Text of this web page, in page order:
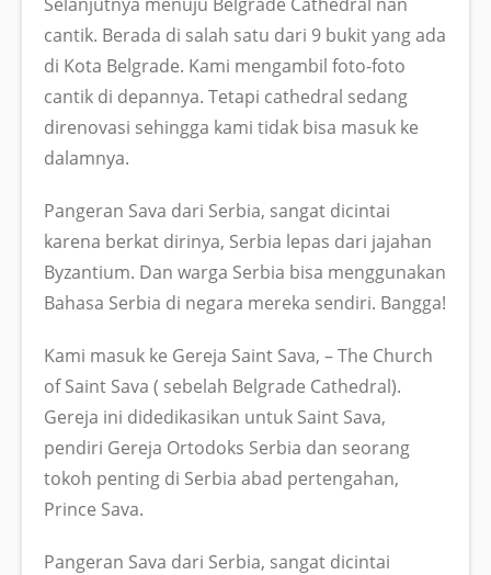
cantik. Berada di salah satu dari 9 bukit yang ada
di Kota Belgrade. Kami mengambil foto-foto
cantik di depannya. Tetapi cathedral sedang
direnovasi sehingga kami tidak bisa masuk ke
dalamnya.
Pangeran Sava dari Serbia, sangat dicintai
karena berkat dirinya, Serbia lepas dari jajahan
Byzantium. Dan warga Serbia bisa menggunakan
Bahasa Serbia di negara mereka sendiri. Bangga!
Kami masuk ke Gereja Saint Sava, – The Church
of Saint Sava ( sebelah Belgrade Cathedral).
Gereja ini didedikasikan untuk Saint Sava,
pendiri Gereja Ortodoks Serbia dan seorang
tokoh penting di Serbia abad pertengahan,
Prince Sava.
Pangeran Sava dari Serbia, sangat dicintai